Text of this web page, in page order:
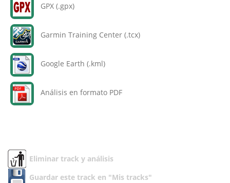
GPX (.gpx)
Garmin Training Center (.tcx)
Google Earth (.kml)
Análisis en formato PDF
Eliminar track y análisis
Guardar este track en "Mis tracks"